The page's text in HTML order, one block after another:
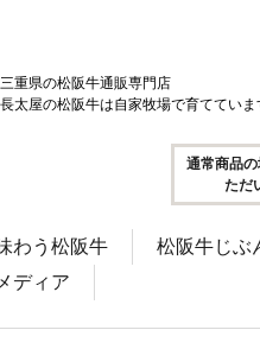
三重県の松阪牛通販専門店
長太屋の松阪牛は自家牧場で育てていま
通常商品
ただ
わう松阪牛 松阪牛じぶ
ディア